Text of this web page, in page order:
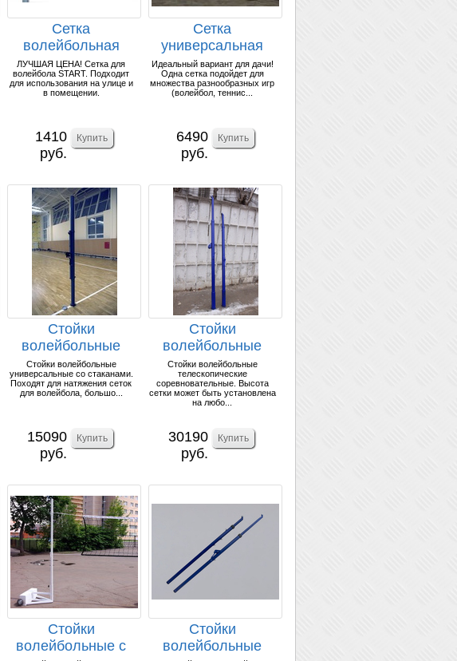
Сетка
волейбольная
СТАРТ d=2.2мм.
ЛУЧШАЯ ЦЕНА! Сетка для
волейбола START. Подходит
для использования на улице и
в помещении.
1410
руб.
Сетка
универсальная
(волейбол, теннис,
бадминто...
Идеальный вариант для дачи!
Одна сетка подойдет для
множества разнообразных игр
(волейбол, теннис...
6490
руб.
Стойки
волейбольные
универсальные со
стаканами ...
Стойки волейбольные
универсальные со стаканами.
Походят для натяжения сеток
для волейбола, большо...
15090
руб.
Стойки
волейбольные
телескопические
(комплект)
Стойки волейбольные
телескопические
соревновательные. Высота
сетки может быть установлена
на любо...
30190
руб.
Стойки
волейбольные с
Стойки
волейбольные